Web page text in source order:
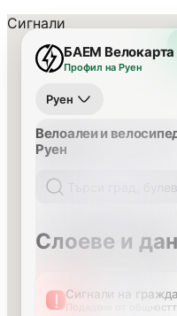
БАЕМ Велокарта
Профил на Руен
Руен
Велоалеи и
Руен
Слоеве и
Сигнали на
Подадени от
Сигнали